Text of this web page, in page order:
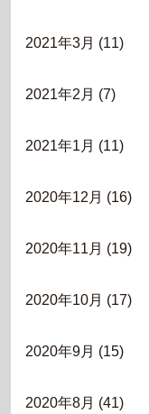
2021年3月 (11)
2021年2月 (7)
2021年1月 (11)
2020年12月 (16)
2020年11月 (19)
2020年10月 (17)
2020年9月 (15)
2020年8月 (41)